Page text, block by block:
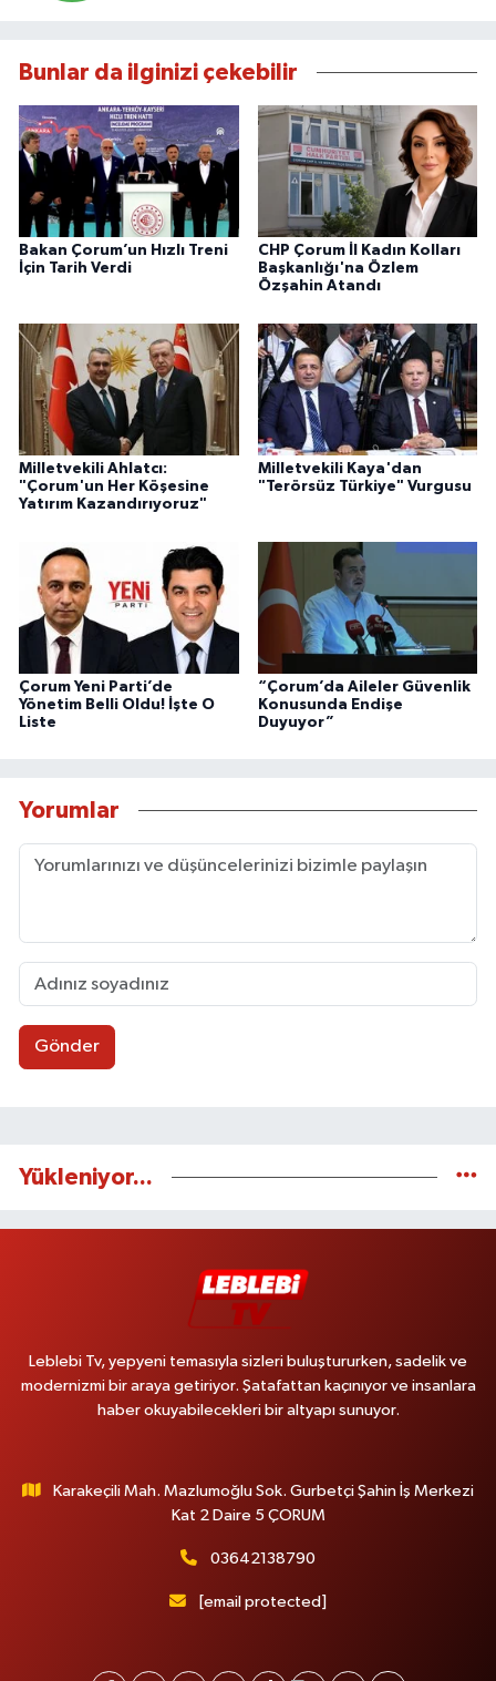
Bunlar da ilginizi çekebilir
Bakan Çorum’un Hızlı Treni
İçin Tarih Verdi
CHP Çorum İl Kadın Kolları
Başkanlığı'na Özlem
Özşahin Atandı
Milletvekili Ahlatcı:
"Çorum'un Her Köşesine
Yatırım Kazandırıyoruz"
Milletvekili Kaya'dan
"Terörsüz Türkiye" Vurgusu
Çorum Yeni Parti’de
Yönetim Belli Oldu! İşte O
Liste
“Çorum’da Aileler Güvenlik
Konusunda Endişe
Duyuyor”
Yorumlar
Gönder
Yükleniyor...
Leblebi Tv, yepyeni temasıyla sizleri buluştururken, sadelik ve
modernizmi bir araya getiriyor. Şatafattan kaçınıyor ve insanlara
haber okuyabilecekleri bir altyapı sunuyor.
Karakeçili Mah. Mazlumoğlu Sok. Gurbetçi Şahin İş Merkezi
Kat 2 Daire 5 ÇORUM
03642138790
[email protected]